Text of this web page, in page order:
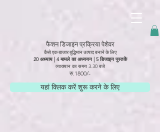
फैशन डिजाइन प्रक्रिया पेशेवर
कैसे एक बाजार बुद्धिमान उत्पाद बनाने के लिए
20 अध्याय | 4 मामले का अध्ययन | 5 डिजाइन पुस्तकें
व्याख्यान का समय 3.30 बजे
रु.1800/-
यहां क्लिक करें शुरू करने के लिए